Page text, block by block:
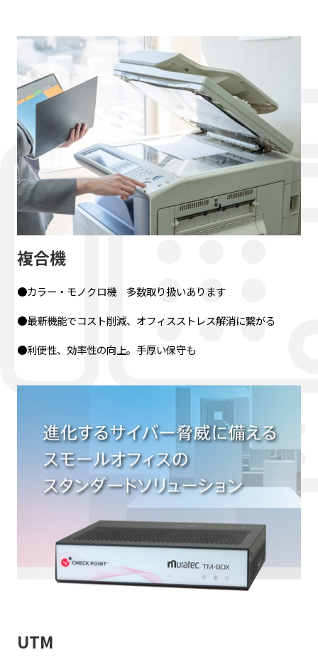
複合機
●カラー・モノクロ機 多数取り扱いあります
●最新機能でコスト削減、オフィスストレス解消に繋がる
●利便性、効率性の向上。手厚い保守も
UTM